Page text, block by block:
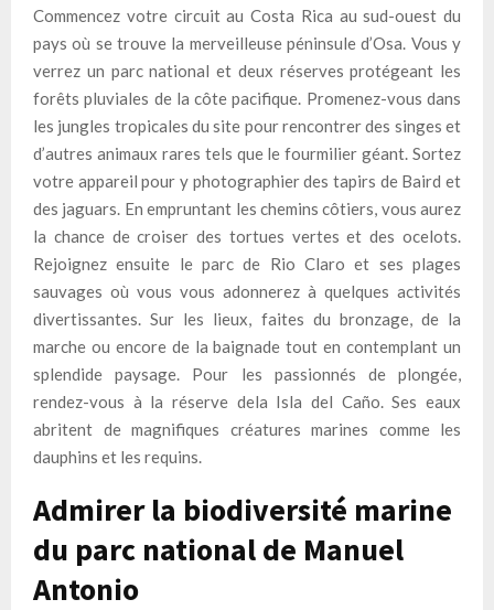
Commencez votre circuit au Costa Rica au sud-ouest du
pays où se trouve la merveilleuse péninsule d’Osa. Vous y
verrez un parc national et deux réserves protégeant les
forêts pluviales de la côte pacifique. Promenez-vous dans
les jungles tropicales du site pour rencontrer des singes et
d’autres animaux rares tels que le fourmilier géant. Sortez
votre appareil pour y photographier des tapirs de Baird et
des jaguars. En empruntant les chemins côtiers, vous aurez
la chance de croiser des tortues vertes et des ocelots.
Rejoignez ensuite le parc de Rio Claro et ses plages
sauvages où vous vous adonnerez à quelques activités
divertissantes. Sur les lieux, faites du bronzage, de la
marche ou encore de la baignade tout en contemplant un
splendide paysage. Pour les passionnés de plongée,
rendez-vous à la réserve dela Isla del Caño. Ses eaux
abritent de magnifiques créatures marines comme les
dauphins et les requins.
Admirer la biodiversité marine
du parc national de Manuel
Antonio